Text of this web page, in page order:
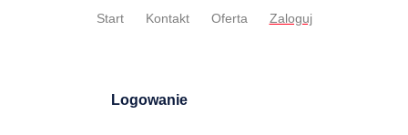
Start Kontakt Oferta Zaloguj
Logowanie